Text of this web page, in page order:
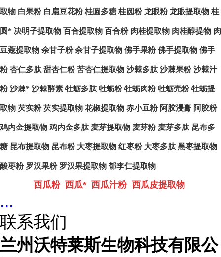
取物 白果粉 白扁豆花粉 桂圆多糖 桂圆粉 龙眼粉 龙眼提取物 桂
圆* 决明子提取物 百合提取物 百合粉 肉桂提取物 肉桂醇提物 肉
豆蔻提取物 余甘子粉 余甘子提取物 佛手果粉 佛手提取物 佛手
粉 杏仁多肽 甜杏仁粉 苦杏仁提取物 沙棘多肽 沙棘果粉 沙棘汁
粉 沙棘* 沙棘酵素 牡蛎多肽 牡蛎粉 牡蛎肉粉 牡蛎壳粉 牡蛎提
取物 芡实粉 芡实提取物 花椒提取物 赤小豆粉 阿胶浸膏 阿胶粉
鸡内金提取物 鸡内金多肽 麦芽提取物 麦芽粉 麦芽多肽 昆布多
糖 昆布提取物 昆布粉 大枣提取物 红枣粉 大枣多肽 黑枣提取物
酸枣粉 罗汉果粉 罗汉果提取物 郁李仁提取物
西瓜粉 西瓜* 西瓜汁粉 西瓜皮提取物
...
联系我们
兰州沃特莱斯生物科技有限公